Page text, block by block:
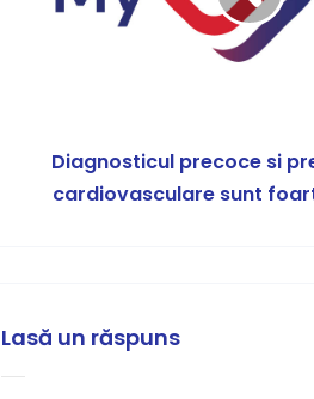
Diagnosticul precoce si
cardiovasculare sunt
Lasă un răspuns